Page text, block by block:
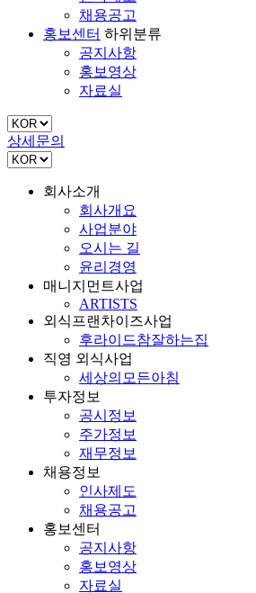
채용공고
홍보센터 하위분류
공지사항
홍보영상
자료실
상세문의
회사소개
회사개요
사업분야
오시는 길
윤리경영
매니지먼트사업
ARTISTS
외식프랜차이즈사업
후라이드참잘하는집
직영 외식사업
세상의모든아침
투자정보
공시정보
주가정보
재무정보
채용정보
인사제도
채용공고
홍보센터
공지사항
홍보영상
자료실